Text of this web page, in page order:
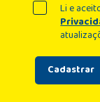
Cadastrar
Li e